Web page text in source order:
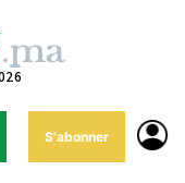
S'abonner